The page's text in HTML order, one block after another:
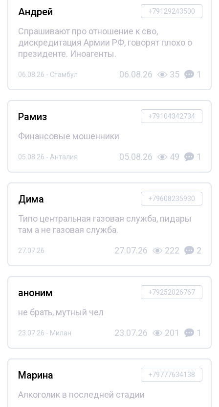
+79129243500
Андрей
Спрашивают про отношение к сво,
дискредитация Армии РФ, говорят плохо о
президенте. Иноагенты.
06.08.26 - Стамбул 06.08.26 35 1
+79104342734
Рамиз
Финансовые мошенники
05.08.26 - Анталия 05.08.26 49 1
+79608235930
Дима
Типо центральная газовая служба, пидары
там а не газовая служба.
27.07.26 27.07.26 222 2
+79252026767
аноним
не брать, мутный чел
23.07.26 - Милан 23.07.26 201 1
+79777634138
Марина
Алкоголик в последней стадии